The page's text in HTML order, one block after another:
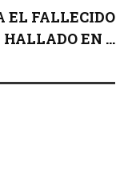
EL FALLECIDO
HALLADO EN ...